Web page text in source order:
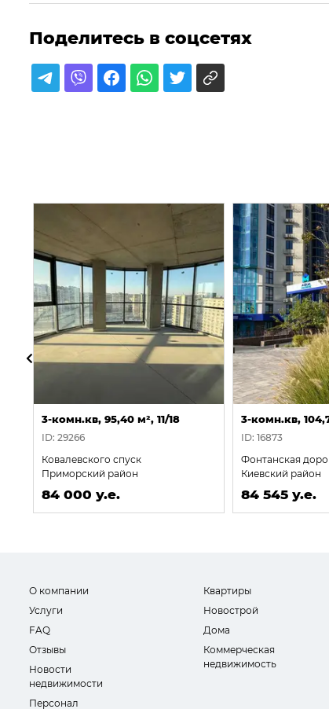
Поделитесь в соцсетях
3-комн.кв, 95,40 м², 11/18
ID: 29266
Ковалевского спуск
Приморский район
84 000 у.е.
3-комн.кв,
ID: 16873
Фонтанская
Киевский район
84 545 у.е.
О компании
Услуги
FAQ
Отзывы
Новости
недвижимости
Персонал
Квартиры
Новострой
Дома
Коммерческая
недвижимость